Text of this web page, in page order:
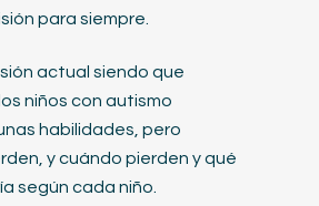
para siempre.
actual siendo que
niños con autismo
habilidades, pero
y cuándo pierden y qué
según cada niño.